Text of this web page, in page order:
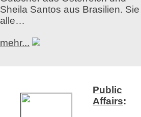
Sheila Santos aus Brasilien. Sie
alle…
mehr...
Public
Affairs: